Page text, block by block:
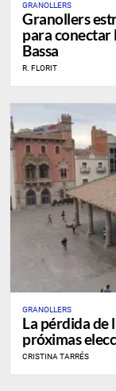
GRANOLLERS
Granollers
para conectar
Bassa
R. FLORIT
GRANOLLERS
La pérdida de
próximas
CRISTINA TARRÉS